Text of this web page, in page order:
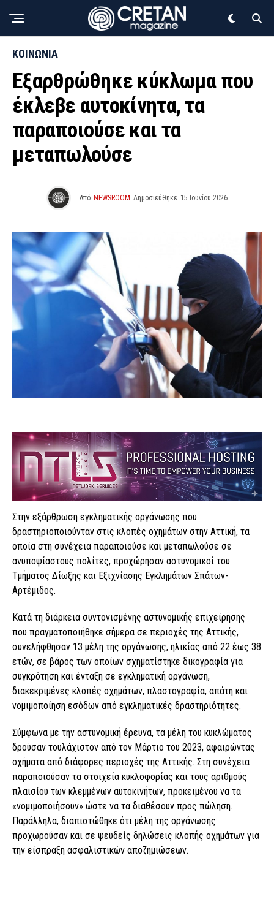
ΚΟΙΝΩΝΙΑ
Εξαρθρώθηκε κύκλωμα που
έκλεβε αυτοκίνητα, τα
παραποιούσε και τα
μεταπωλούσε
Από NEWSROOM Δημοσιεύθηκε 15 Ιουνίου 2026
Στην εξάρθρωση εγκληματικής οργάνωσης που
δραστηριοποιούνταν στις κλοπές οχημάτων στην Αττική, τα
οποία στη συνέχεια παραποιούσε και μεταπωλούσε σε
ανυποψίαστους πολίτες, προχώρησαν αστυνομικοί του
Τμήματος Δίωξης και Εξιχνίασης Εγκλημάτων Σπάτων-
Αρτέμιδος.
Κατά τη διάρκεια συντονισμένης αστυνομικής επιχείρησης
που πραγματοποιήθηκε σήμερα σε περιοχές της Αττικής,
συνελήφθησαν 13 μέλη της οργάνωσης, ηλικίας από 22 έως 38
ετών, σε βάρος των οποίων σχηματίστηκε δικογραφία για
συγκρότηση και ένταξη σε εγκληματική οργάνωση,
διακεκριμένες κλοπές οχημάτων, πλαστογραφία, απάτη και
νομιμοποίηση εσόδων από εγκληματικές δραστηριότητες.
Σύμφωνα με την αστυνομική έρευνα, τα μέλη του κυκλώματος
δρούσαν τουλάχιστον από τον Μάρτιο του 2023, αφαιρώντας
οχήματα από διάφορες περιοχές της Αττικής. Στη συνέχεια
παραποιούσαν τα στοιχεία κυκλοφορίας και τους αριθμούς
πλαισίου των κλεμμένων αυτοκινήτων, προκειμένου να τα
«νομιμοποιήσουν» ώστε να τα διαθέσουν προς πώληση.
Παράλληλα, διαπιστώθηκε ότι μέλη της οργάνωσης
προχωρούσαν και σε ψευδείς δηλώσεις κλοπής οχημάτων για
την είσπραξη ασφαλιστικών αποζημιώσεων.